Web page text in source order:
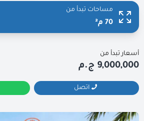
مساحات تبدأ من
70 م²
أسعار تبدأ من
9,000,000 ج.م
اتصل